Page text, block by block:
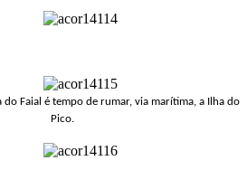
do Faial é tempo de rumar, via marítima, a Ilha do
Pico.